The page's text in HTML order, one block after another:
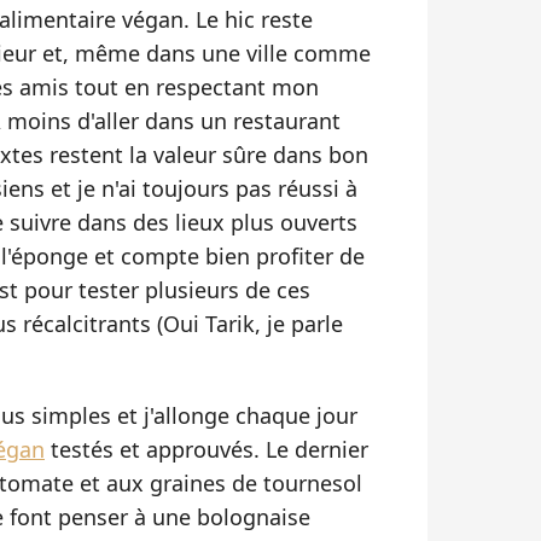
végan. Le hic reste
et, même dans une ville comme
amis tout en respectant mon
d'aller dans un restaurant
restent la valeur sûre dans bon
et je n'ai toujours pas réussi à
dans des lieux plus ouverts
et compte bien profiter de
pour tester plusieurs de ces
récalcitrants (Oui Tarik, je parle
simples et j'allonge chaque jour
testés et approuvés. Le dernier
et aux graines de tournesol
penser à une bolognaise